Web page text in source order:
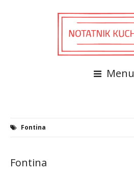
Menu
Fontina
Fontina